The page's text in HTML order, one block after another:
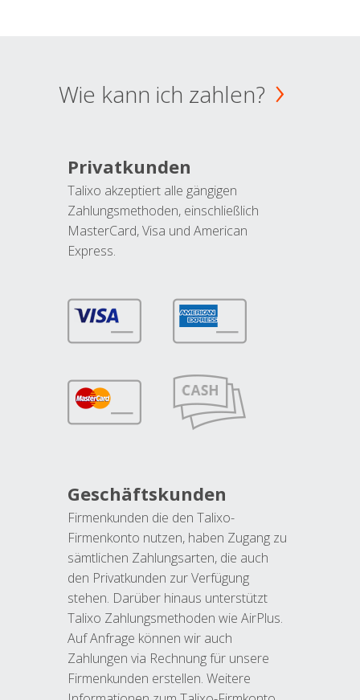
Wie kann ich zahlen?
Privatkunden
Talixo akzeptiert alle gängigen
Zahlungsmethoden, einschließlich
MasterCard, Visa und American
Express.
Geschäftskunden
Firmenkunden die den Talixo-
Firmenkonto nutzen, haben Zugang zu
sämtlichen Zahlungsarten, die auch
den Privatkunden zur Verfügung
stehen. Darüber hinaus unterstützt
Talixo Zahlungsmethoden wie AirPlus.
Auf Anfrage können wir auch
Zahlungen via Rechnung für unsere
Firmenkunden erstellen. Weitere